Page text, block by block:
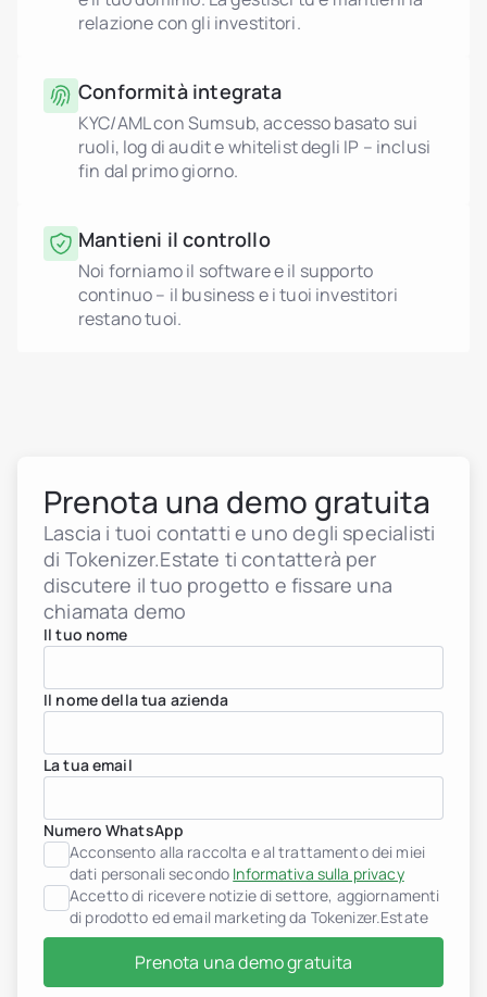
relazione con gli investitori.
Conformità integrata
KYC/AML con Sumsub, accesso basato sui
ruoli, log di audit e whitelist degli IP – inclusi
fin dal primo giorno.
Mantieni il controllo
Noi forniamo il software e il supporto
continuo – il business e i tuoi investitori
restano tuoi.
Prenota una demo gratuita
Lascia i tuoi contatti e uno degli specialisti
di Tokenizer.Estate ti contatterà per
discutere il tuo progetto e fissare una
chiamata demo
Il tuo nome
Il nome della tua azienda
La tua email
Numero WhatsApp
Acconsento alla raccolta e al trattamento dei miei
dati personali secondo Informativa sulla privacy
Accetto di ricevere notizie di settore, aggiornamenti
di prodotto ed email marketing da Tokenizer.Estate
Prenota una demo gratuita
Sviluppatori immobiliari
Fondi di investimento
Società immobiliari
Istituzioni finanziarie